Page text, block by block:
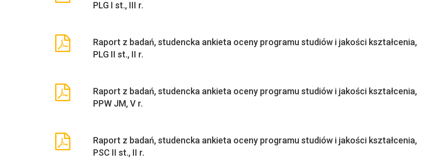
PLG I st., III r.
Raport z badań, studencka ankieta oceny programu studiów i jakości kształcenia,
PLG II st., II r.
Raport z badań, studencka ankieta oceny programu studiów i jakości kształcenia,
PPW JM, V r.
Raport z badań, studencka ankieta oceny programu studiów i jakości kształcenia,
PSC II st., II r.